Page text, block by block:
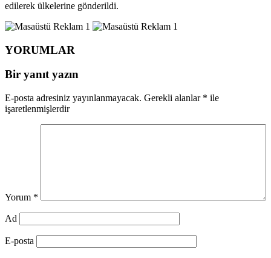
edilerek ülkelerine gönderildi.
YORUMLAR
Bir yanıt yazın
E-posta adresiniz yayınlanmayacak. Gerekli alanlar * ile
işaretlenmişlerdir
Yorum *
Ad
E-posta